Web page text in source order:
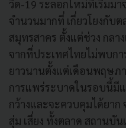
วิด-19 ระลอกใหม่ที่เริ่มม
จำนวนมากที่ เกี่ยวโยงกับต
สมุทรสาคร ตั้งแต่ช่วง กล
จากที่ประเทศไทยไม่พบก
ยาวนานตั้งแต่เดือนพฤษภ
การแพร่ระบาดในรอบนี้มี
กว้างและจะควบคุมได้ยา
สุ่ม เสี่ยง ทั้งตลาด สถานบั